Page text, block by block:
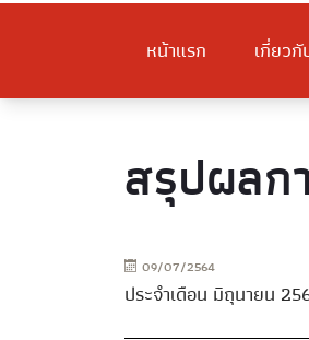
หน้าแรก เกี่ยว
สรุปผลก
09/07/2564
ประจำเดือน มิถุนายน